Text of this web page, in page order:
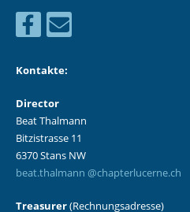
Kontakte:
Director
Beat Thalmann
Bitzistrasse 11
6370 Stans NW
beat.thalmann @chapterlucerne.ch
Treasurer(Rechnungsadresse)